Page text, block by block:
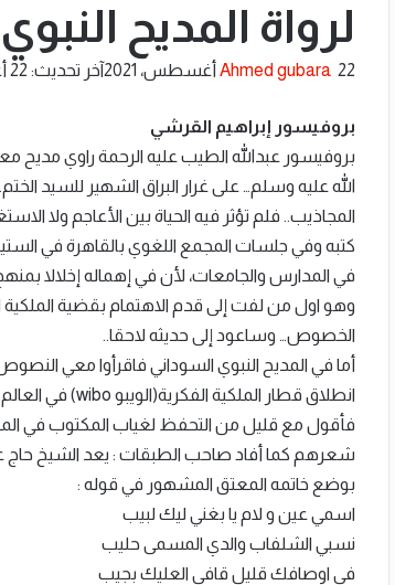
لرواة المديح النبوي
Ahmed gubara
أرسل 22 أغسطس، 2021 آخر تحديث: 22 أغسطس، 2021
بروفيسور إبراهيم القرشي
بروفيسور عبدالله الطيب عليه الرحمة راوي مديح
الله عليه وسلم… على غرار البراق الشهير للسيد
المجاذيب.. فلم تؤثر فيه الحياة بين الأعاجم ولا
كتبه وفي جلسات المجمع اللغوي بالقاهرة في
في المدارس والجامعات، لأن في إهماله إخلالا
وهو اول من لفت إلى قدم الاهتمام بقضية الملكية
الخصوص… وساعود إلى حديثه لاحقا..
أما في المديح النبوي السوداني فاقرأوا معي النصوص
انطلاق قطار الملكية الفكرية(الويبو wibo) في العالم عام 1970م…
فأقول مع قليل من التحفظ لغياب المكتوب في
بوضع خاتمه المعتق المشهور في قوله :
اسمي عين و لام يا بغني ليك لبيب
نسبي الشلفاب والدي المسمى حليب
في اوصافك قليل قافي العليك بجيب